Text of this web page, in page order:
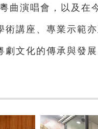
曲演唱會，以及在
術講座、專業示範
劇文化的傳承與